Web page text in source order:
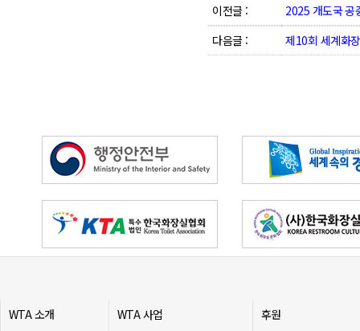
이전글 :
2025 개도국 공
다음글 :
제10회 세계화
WTA 소개
WTA 사업
후원